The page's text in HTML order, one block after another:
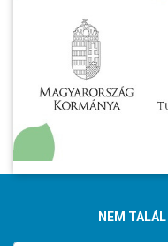
NEM